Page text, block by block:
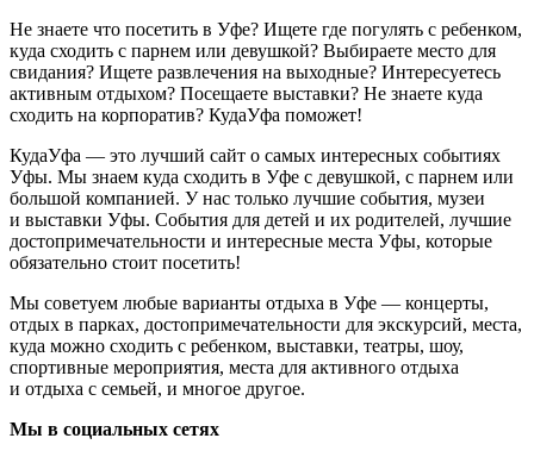
Не знаете что посетить в Уфе? Ищете где погулять с ребенком,
куда сходить с парнем или девушкой? Выбираете место для
свидания? Ищете развлечения на выходные? Интересуетесь
активным отдыхом? Посещаете выставки? Не знаете куда
сходить на корпоратив? КудаУфа поможет!
КудаУфа — это лучший сайт о самых интересных событиях
Уфы. Мы знаем куда сходить в Уфе с девушкой, с парнем или
большой компанией. У нас только лучшие события, музеи
и выставки Уфы. События для детей и их родителей, лучшие
достопримечательности и интересные места Уфы, которые
обязательно стоит посетить!
Мы советуем любые варианты отдыха в Уфе — концерты,
отдых в парках, достопримечательности для экскурсий, места,
куда можно сходить с ребенком, выставки, театры, шоу,
спортивные мероприятия, места для активного отдыха
и отдыха с семьей, и многое другое.
Мы в социальных сетях